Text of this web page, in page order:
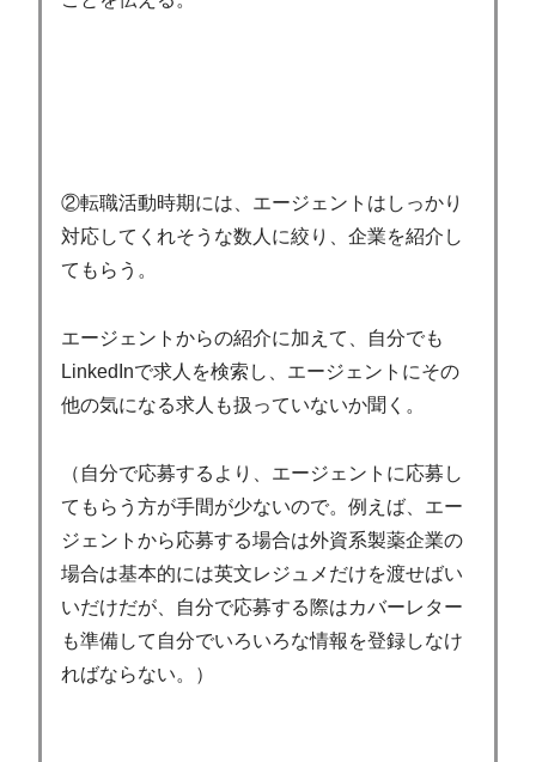
②転職活動時期には、エージェントはしっかり
対応してくれそうな数人に絞り、企業を紹介し
てもらう。
エージェントからの紹介に加えて、自分でも
LinkedInで求人を検索し、エージェントにその
他の気になる求人も扱っていないか聞く。
（自分で応募するより、エージェントに応募し
てもらう方が手間が少ないので。例えば、エー
ジェントから応募する場合は外資系製薬企業の
場合は基本的には英文レジュメだけを渡せばい
いだけだが、自分で応募する際はカバーレター
も準備して自分でいろいろな情報を登録しなけ
ればならない。）